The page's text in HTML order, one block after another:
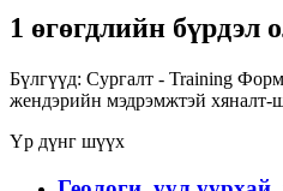
1 өгөгдлийн бүрдэл
Бүлгүүд: Сургалт - Training
жендэрийн мэдрэмжтэй хяналт-
Үр дүнг шүүх